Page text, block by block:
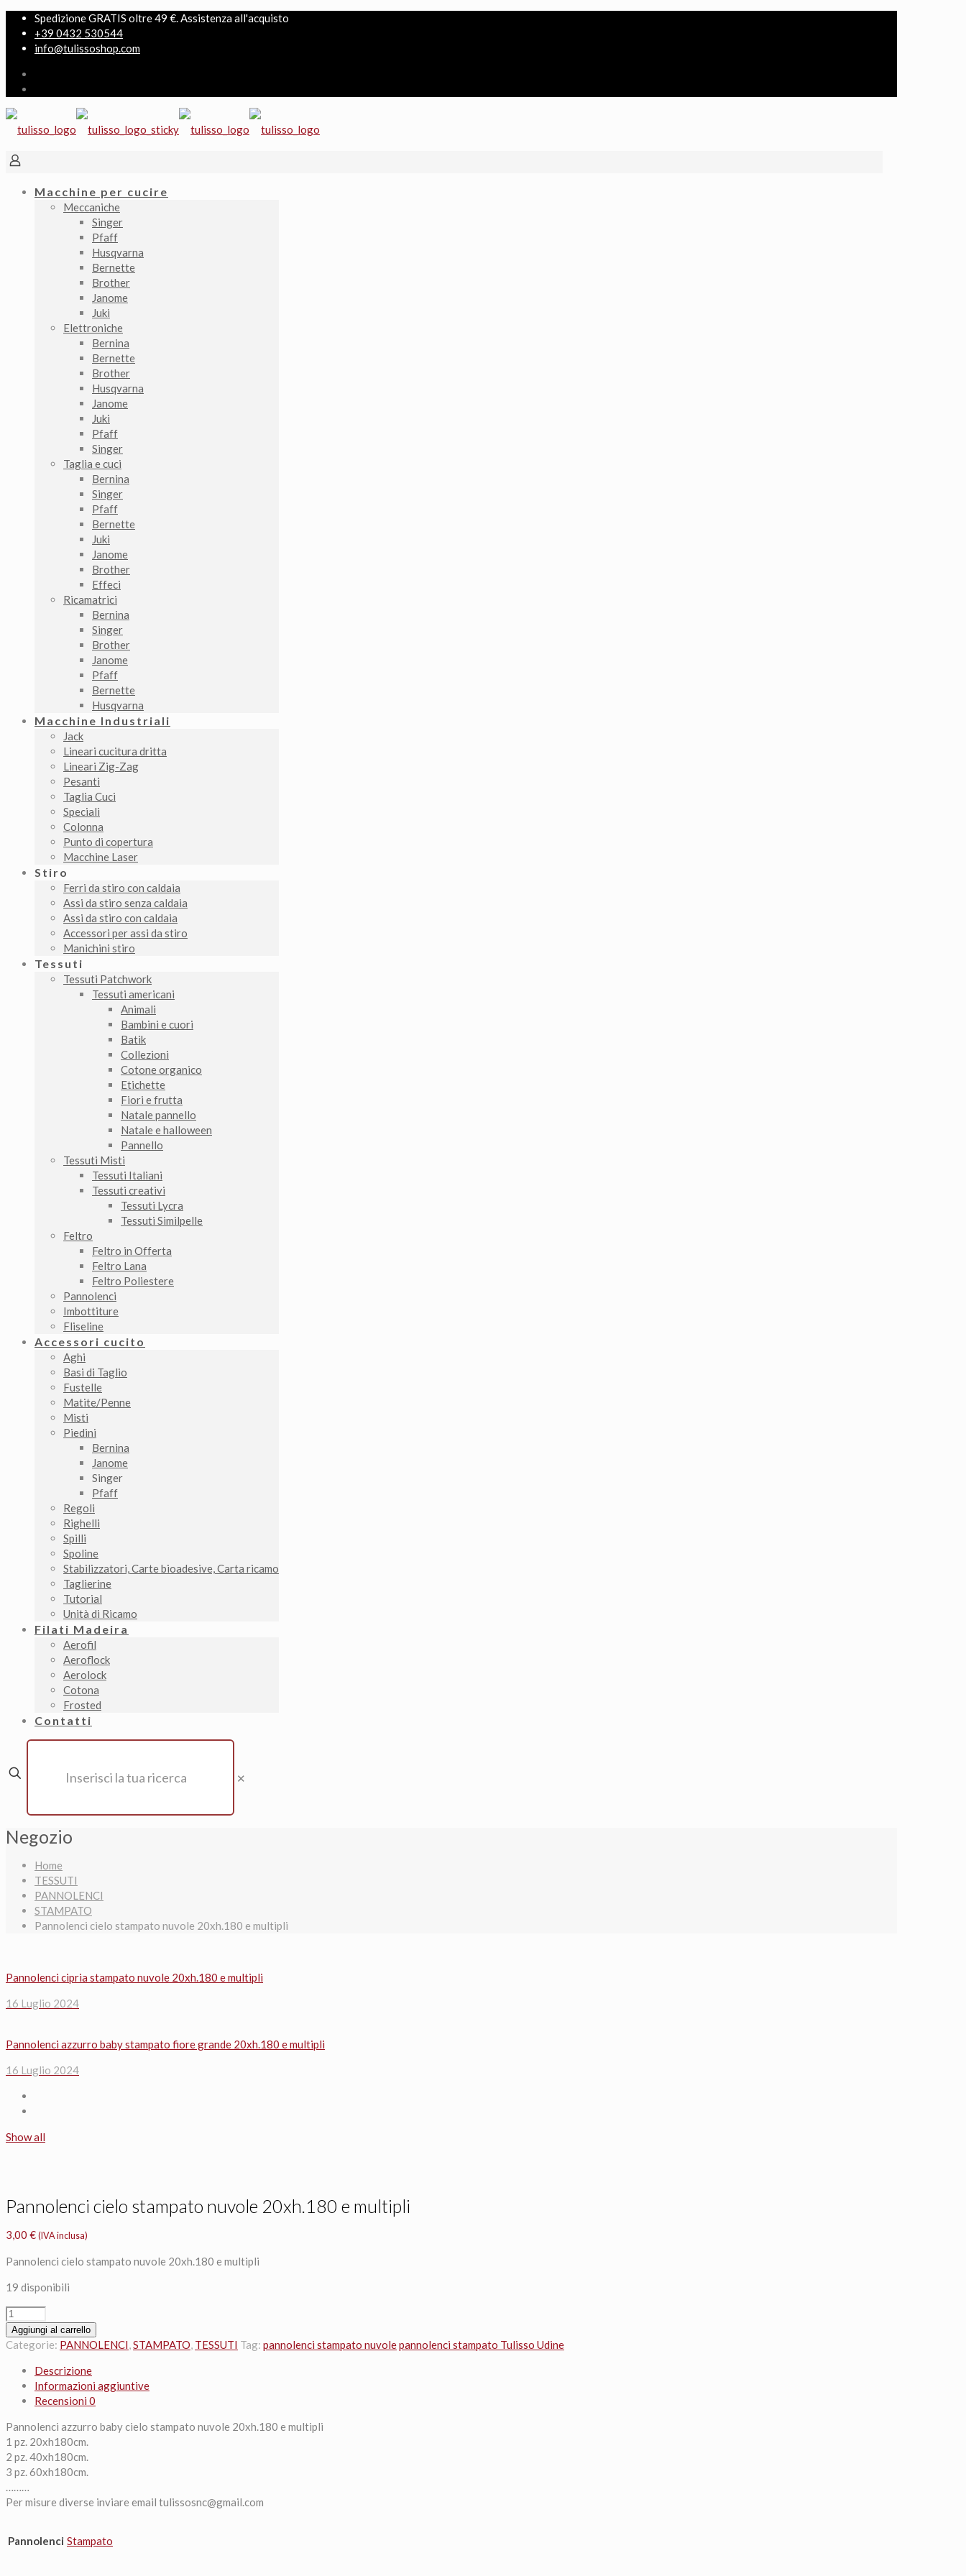
Spedizione GRATIS oltre 49 €. Assistenza all'acquisto
+39 0432 530544
info@tulissoshop.com
Macchine per cucire
Meccaniche
Singer
Pfaff
Husqvarna
Bernette
Brother
Janome
Juki
Elettroniche
Bernina
Bernette
Brother
Husqvarna
Janome
Juki
Pfaff
Singer
Taglia e cuci
Bernina
Singer
Pfaff
Bernette
Juki
Janome
Brother
Effeci
Ricamatrici
Bernina
Singer
Brother
Janome
Pfaff
Bernette
Husqvarna
Macchine Industriali
Jack
Lineari cucitura dritta
Lineari Zig-Zag
Pesanti
Taglia Cuci
Speciali
Colonna
Punto di copertura
Macchine Laser
Stiro
Ferri da stiro con caldaia
Assi da stiro senza caldaia
Assi da stiro con caldaia
Accessori per assi da stiro
Manichini stiro
Tessuti
Tessuti Patchwork
Tessuti americani
Animali
Bambini e cuori
Batik
Collezioni
Cotone organico
Etichette
Fiori e frutta
Natale pannello
Natale e halloween
Pannello
Tessuti Misti
Tessuti Italiani
Tessuti creativi
Tessuti Lycra
Tessuti Similpelle
Feltro
Feltro in Offerta
Feltro Lana
Feltro Poliestere
Pannolenci
Imbottiture
Fliseline
Accessori cucito
Aghi
Basi di Taglio
Fustelle
Matite/Penne
Misti
Piedini
Bernina
Janome
Singer
Pfaff
Regoli
Righelli
Spilli
Spoline
Stabilizzatori, Carte bioadesive, Carta ricamo
Taglierine
Tutorial
Unità di Ricamo
Filati Madeira
Aerofil
Aeroflock
Aerolock
Cotona
Frosted
Contatti
✕
Negozio
Home
TESSUTI
PANNOLENCI
STAMPATO
Pannolenci cielo stampato nuvole 20xh.180 e multipli
Pannolenci cipria stampato nuvole 20xh.180 e multipli
16 Luglio 2024
Pannolenci azzurro baby stampato fiore grande 20xh.180 e multipli
16 Luglio 2024
Show all
Pannolenci cielo stampato nuvole 20xh.180 e multipli
3,00 € (IVA inclusa)
Pannolenci cielo stampato nuvole 20xh.180 e multipli
19 disponibili
Pannolenci
cielo
stampato
20xh.180
multipli
Aggiungi al carrello
Categorie: PANNOLENCI,STAMPATO, TESSUTI Tag: pannolenci stampato nuvolepannolenci stampato Tulisso Udine
Descrizione
Informazioni aggiuntive
Recensioni 0
Pannolenci azzurro baby cielo stampato nuvole 20xh.180 e multipli
1 pz. 20xh180cm.
2 pz. 40xh180cm.
3 pz. 60xh180cm.
………
Per misure diverse inviare email tulissosnc@gmail.com
Pannolenci Stampato